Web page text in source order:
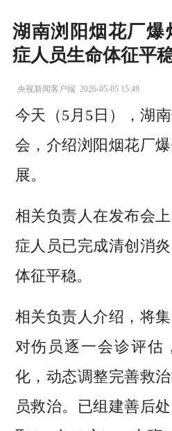
湖南浏阳烟花厂爆
症人员生命体征平
央视新闻客户端 2026-05-05 15:49
今天（5月5日），湖
会，介绍浏阳烟花厂
展。
相关负责人在发布会
症人员已完成清创消
体征平稳。
相关负责人介绍，将
对伤员逐一会诊评估
化，动态调整完善救
员救治。已组建善后